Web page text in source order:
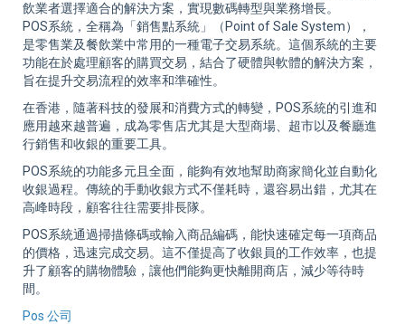
飲業者選擇適合的解決方案，實現數碼轉型與業務增長。
POS系統，全稱為「銷售點系統」（Point of Sale System），
是零售業及餐飲業中常用的一種電子交易系統。這個系統的主要
功能在於處理顧客的購買交易，結合了硬體與軟體的解決方案，
旨在提升交易流程的效率和準確性。
在香港，隨著科技的發展和消費方式的轉變，POS系統的引進和
應用越來越普遍，成為零售店尤其是大型商場、超市以及餐廳進
行銷售和收銀的重要工具。
POS系統的功能多元且全面，能夠有效地幫助商家簡化並自動化
收銀過程。傳統的手動收銀方式不僅耗時，還容易出錯，尤其在
高峰時段，顧客往往需要排長隊。
POS系統通過掃描條碼或輸入商品編碼，能快速確定每一項商品
的價格，迅速完成交易。這不僅提高了收銀員的工作效率，也提
升了顧客的購物體驗，讓他們能夠更快離開商店，減少等待時
間。
Pos 公司